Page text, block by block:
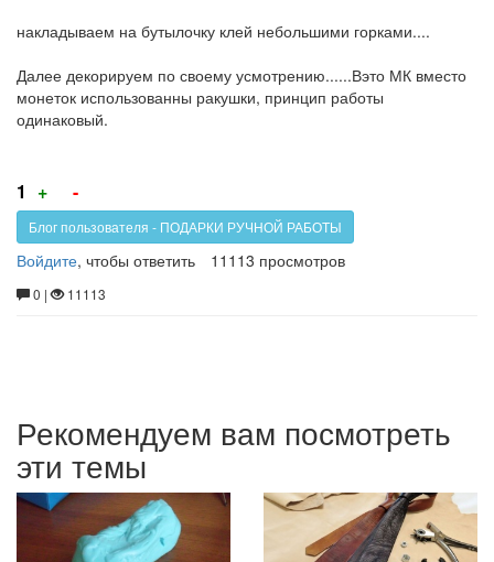
накладываем на бутылочку клей небольшими горками....
Далее декорируем по своему усмотрению......Вэто МК вместо
монеток использованны ракушки, принцип работы
одинаковый.
1 +
за!
-
против!
Блог пользователя - ПОДАРКИ РУЧНОЙ РАБОТЫ
Войдите, чтобы ответить 11113 просмотров
0 | 11113
Рекомендуем вам посмотреть
эти темы